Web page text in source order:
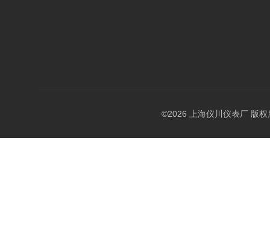
©2026 上海仪川仪表厂 版